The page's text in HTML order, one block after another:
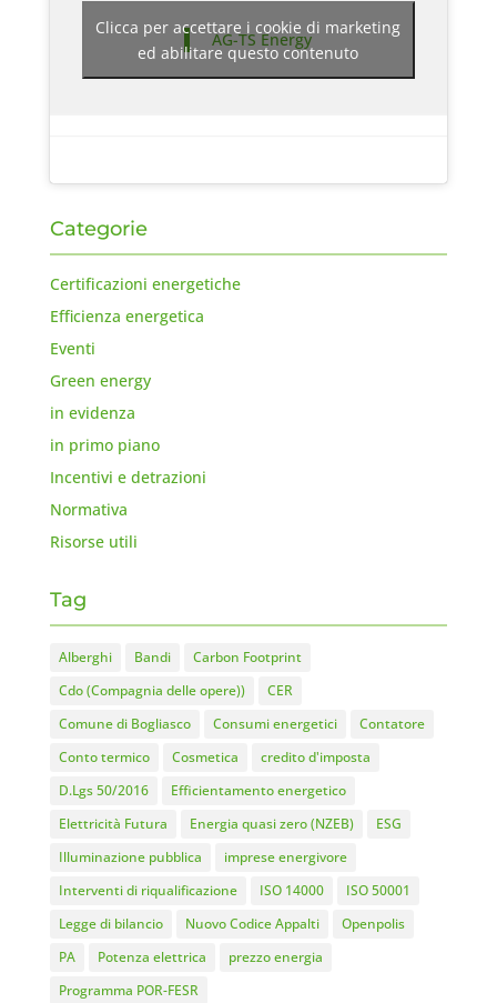
AG-TS Energy
Clicca per accettare i cookie di marketing
ed abilitare questo contenuto
Categorie
Certificazioni energetiche
Efficienza energetica
Eventi
Green energy
in evidenza
in primo piano
Incentivi e detrazioni
Normativa
Risorse utili
Tag
Alberghi Bandi
Carbon Footprint
Cdo (Compagnia delle opere))
CER
Comune di Bogliasco
Consumi energetici
Contatore
Conto termico
Cosmetica
credito d'imposta
D.Lgs 50/2016
Efficientamento energetico
Elettricità Futura
Energia quasi zero (NZEB)
ESG
Illuminazione pubblica
imprese energivore
Interventi di riqualificazione
ISO 14000
ISO 50001
Legge di bilancio
Nuovo Codice Appalti
Openpolis
PA
Potenza elettrica
prezzo energia
Programma POR-FESR